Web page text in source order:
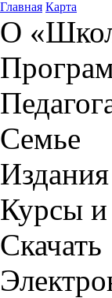
Главная Карта
О
Семье
Издания
Курсы
Скачать